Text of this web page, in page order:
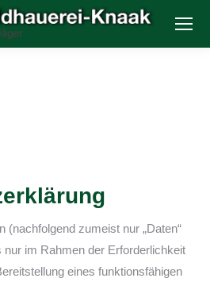
(nachfolgend zumeist nur „Daten“
im Rahmen der Erforderlichkeit
eines funktionsfähigen